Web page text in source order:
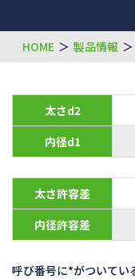
HOME ＞ 製品情報 ＞
太さd2
内径d1
太さ許容差
内径許容差
呼び番号に*がついてい